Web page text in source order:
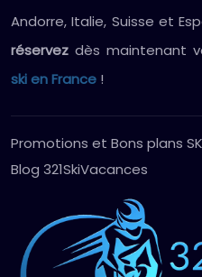
Andorre, Italie, Suisse et
réservez dès maintenant
ski en France !
Promotions et Bons plans
Blog 321SkiVacances